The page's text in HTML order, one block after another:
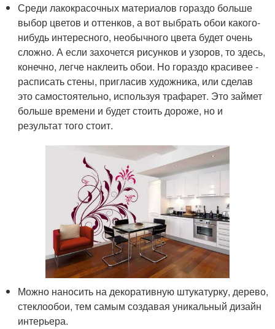
Среди лакокрасочных материалов гораздо больше
выбор цветов и оттенков, а вот выбрать обои какого-
нибудь интересного, необычного цвета будет очень
сложно. А если захочется рисунков и узоров, то здесь,
конечно, легче наклеить обои. Но гораздо красивее ‑
расписать стены, пригласив художника, или сделав
это самостоятельно, используя трафарет. Это займет
больше времени и будет стоить дороже, но и
результат того стоит.
Можно наносить на декоративную штукатурку, дерево,
стеклообои, тем самым создавая уникальный дизайн
интерьера.